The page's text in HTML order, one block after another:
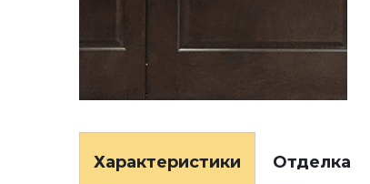
Характеристики Отделка